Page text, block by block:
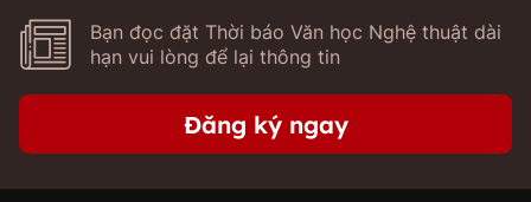
Bạn đọc đặt Thời báo Văn học Nghệ thuật dài
hạn vui lòng để lại thông tin
Đăng ký ngay